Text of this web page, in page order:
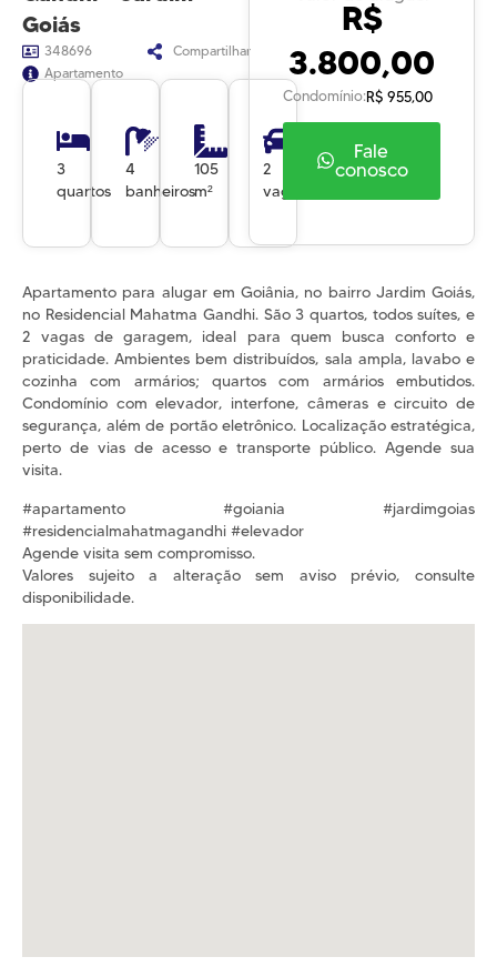
Goiás
348696
Apartamento
Compartilhar
3
quartos
4
banheiros
105
m²
2
vagas
R$
3.800,00
Condomínio:R$ 955,00
Fale
conosco
Apartamento para alugar em Goiânia, no bairro Jardim Goiás,
no Residencial Mahatma Gandhi. São 3 quartos, todos suítes, e
2 vagas de garagem, ideal para quem busca conforto e
praticidade. Ambientes bem distribuídos, sala ampla, lavabo e
cozinha com armários; quartos com armários embutidos.
Condomínio com elevador, interfone, câmeras e circuito de
segurança, além de portão eletrônico. Localização estratégica,
perto de vias de acesso e transporte público. Agende sua
visita.
#apartamento #goiania #jardimgoias
#residencialmahatmagandhi #elevador
Agende visita sem compromisso.
Valores sujeito a alteração sem aviso prévio, consulte
disponibilidade.